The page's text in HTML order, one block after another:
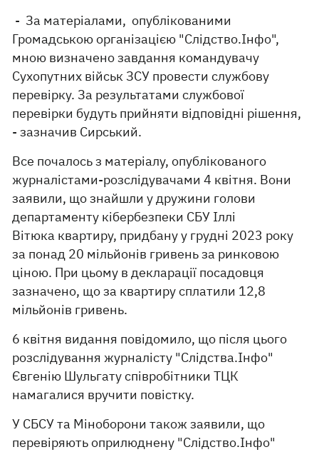
- За матеріалами, опублікованими
Громадською організацією "Слідство.Інфо",
мною визначено завдання командувачу
Сухопутних військ ЗСУ провести службову
перевірку. За результатами службової
перевірки будуть прийняти відповідні рішення,
- зазначив Сирський.
Все почалось з матеріалу, опублікованого
журналістами-розслідувачами 4 квітня. Вони
заявили, що знайшли у дружини голови
департаменту кібербезпеки СБУ Іллі
Вітюка квартиру, придбану у грудні 2023 року
за понад 20 мільйонів гривень за ринковою
ціною. При цьому в декларації посадовця
зазначено, що за квартиру сплатили 12,8
мільйонів гривень.
6 квітня видання повідомило, що після цього
розслідування журналісту "Слідства.Інфо"
Євгенію Шульгату співробітники ТЦК
намагалися вручити повістку.
У СБСУ та Міноборони також заявили, що
перевіряють оприлюднену "Слідство.Інфо"